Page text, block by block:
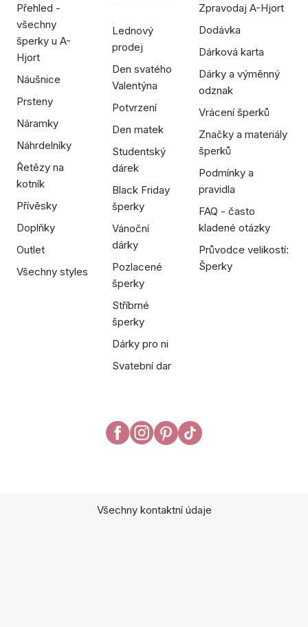
Přehled -
všechny
šperky u A-
Hjort
Náušnice
Prsteny
Náramky
Náhrdelníky
Řetězy na
kotník
Přívěsky
Doplňky
Outlet
Všechny styles
Lednový
prodej
Den svatého
Valentýna
Potvrzení
Den matek
Studentský
dárek
Black Friday
šperky
Vánoční
dárky
Pozlacené
šperky
Stříbrné
šperky
Dárky pro ni
Svatební dar
Zpravodaj A-Hjort
Dodávka
Dárková karta
Dárky a výměnný
odznak
Vrácení šperků
Značky a materiály
šperků
Podmínky a
pravidla
FAQ - často
kladené otázky
Průvodce velikostí:
Šperky
Všechny kontaktní údaje